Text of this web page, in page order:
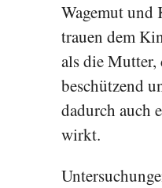
Wagemut und
trauen dem
als die Mutter,
beschützend
dadurch auch
wirkt.